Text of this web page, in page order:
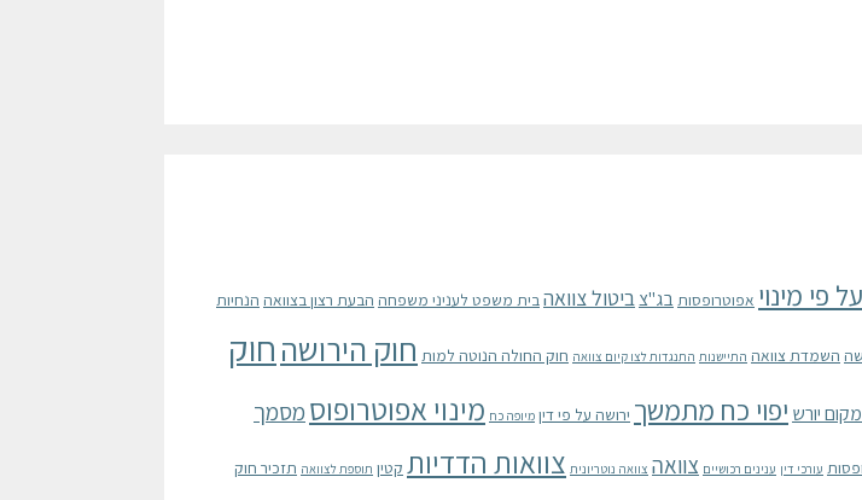
פי מינוי אפוטרופסות בג"צביטול צוואה בית משפט לעניני משפחה הבעת רצון בצוואה הנחיות
השמדת צוואה התיישנות התנגדות לצו קיום צוואה חוק החולה הנוטה למות חוק הירושהחוק
יורש יפוי כח מתמשך ירושה על פי דין מיופה כח מינוי אפוטרופוס מסמך
עורכי דין ענינים רכושיים צוואה צוואה נוטריונית צוואות הדדיות קטין תוספת לצוואה תזכיר חוק